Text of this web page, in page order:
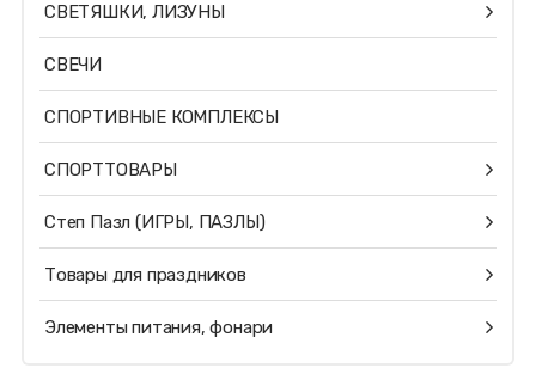
СВЕТЯШКИ, ЛИЗУНЫ
СВЕЧИ
СПОРТИВНЫЕ КОМПЛЕКСЫ
СПОРТТОВАРЫ
Степ Пазл (ИГРЫ, ПАЗЛЫ)
Товары для праздников
Элементы питания, фонари